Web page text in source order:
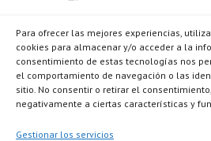
Para ofrecer las mejores experiencias,
cookies para almacenar y/o acceder a la
consentimiento de estas tecnologías nos
el comportamiento de navegación o las
sitio. No consentir o retirar el
negativamente a ciertas características y
Gestionar los servicios